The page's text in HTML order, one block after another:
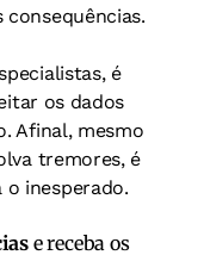
consequências.
é
os dados
Afinal, mesmo
tremores, é
inesperado.
e receba os